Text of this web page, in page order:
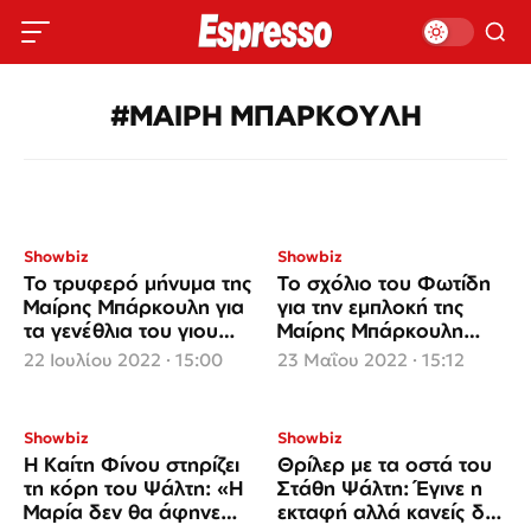
#ΜΑΙΡΗ ΜΠΑΡΚΟΥΛΗ
Showbiz
Το τρυφερό μήνυμα της
Μαίρης Μπάρκουλη για
τα γενέθλια του γιου
της, Νικόλα
22 Ιουλίου 2022 · 15:00
Showbiz
Το σχόλιο του Φωτίδη
για την εμπλοκή της
Μαίρης Μπάρκουλη
στην εκταφή του Στάθη
23 Μαΐου 2022 · 15:12
Showbiz
Η Καίτη Φίνου στηρίζει
τη κόρη του Ψάλτη: «Η
Μαρία δεν θα άφηνε
Showbiz
Θρίλερ με τα οστά του
Στάθη Ψάλτη: Έγινε η
εκταφή αλλά κανείς δεν